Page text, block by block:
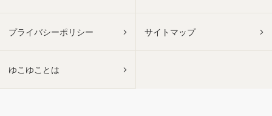
プライバシーポリシー サイトマップ
ゆこゆことは